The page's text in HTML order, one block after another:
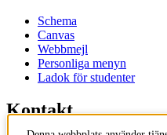
Schema
Canvas
Webbmejl
Personliga menyn
Ladok för studenter
Kontakt